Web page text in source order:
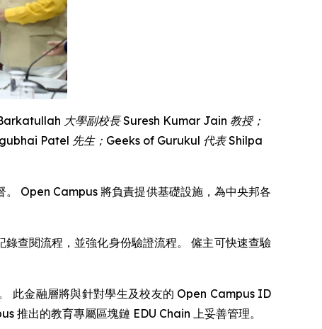
大學副校長Suresh Kumar Jain 教授；
Patel 先生； Geeks of Gurukul 代表Shilpa
Open Campus 將負責提供基礎設施，為中央邦各
查閱流程，並強化身份驗證流程。 僱主可快速查驗
此金融層將與針對學生及校友的 Open Campus ID
推出的教育專屬區塊鏈 EDU Chain 上妥善管理。